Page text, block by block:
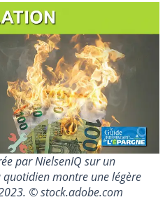
par NielsenIQ sur un
montre une légère
© stock.adobe.com